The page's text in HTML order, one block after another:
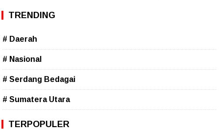
TRENDING
# Daerah
# Nasional
# Serdang Bedagai
# Sumatera Utara
TERPOPULER